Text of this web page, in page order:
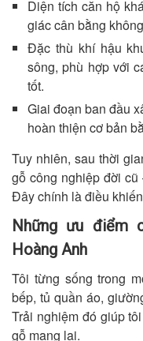
Diện tích căn hộ
giác cân bằng
Đặc thù khí hậu
sông, phù hợp với
tốt.
Giai đoạn ban đầu
hoàn thiện cơ bản
Tuy nhiên, sau thời
gỗ công nghiệp đời
Đây chính là điều
Những ưu điểm
Hoàng Anh
Tôi từng sống trong
bếp, tủ quần áo,
Trải nghiệm đó giúp
gỗ mang lại.